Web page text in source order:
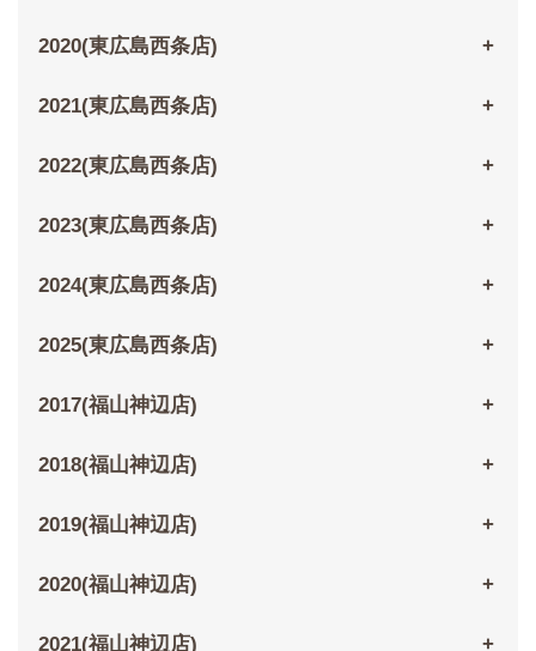
2020(東広島西条店)
2021(東広島西条店)
2022(東広島西条店)
2023(東広島西条店)
2024(東広島西条店)
2025(東広島西条店)
2017(福山神辺店)
2018(福山神辺店)
2019(福山神辺店)
2020(福山神辺店)
2021(福山神辺店)